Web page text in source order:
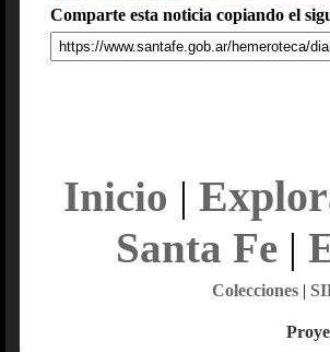
Comparte esta noticia copiando el
Inicio |
Santa Fe|
Colecciones|